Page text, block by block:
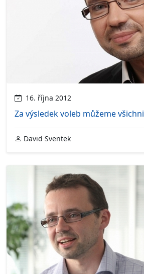
16. října 2012
Za výsledek voleb můžeme všichni
David Sventek